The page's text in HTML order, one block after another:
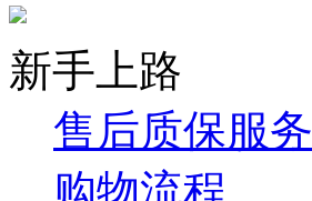
新手上路
售后质保服务
购物流程